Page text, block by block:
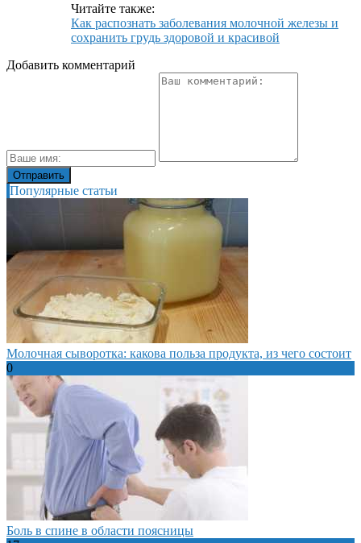
Читайте также:
Как распознать заболевания молочной железы и
сохранить грудь здоровой и красивой
Добавить комментарий
Популярные статьи
Молочная сыворотка: какова польза продукта, из чего состоит
0
Боль в спине в области поясницы